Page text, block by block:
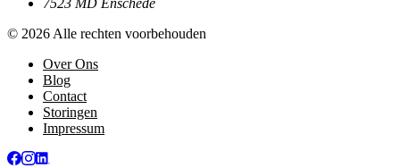
7523 MD Enschede
© 2026 Alle rechten voorbehouden
Over Ons
Blog
Contact
Storingen
Impressum